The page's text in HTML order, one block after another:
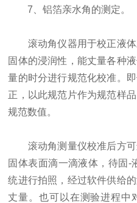
7、铝箔亲水角的测定。
滚动角仪器用于校正液体
固体的浸润性，能丈量各种
量的时分进行规范化校准。
正，以此规范片作为规范样
规范数值。
滚动角测量仪校准后方可
固体表面滴一滴液体，待固-
统进行拍照，经过软件供给
丈量。也可以在测验进程中